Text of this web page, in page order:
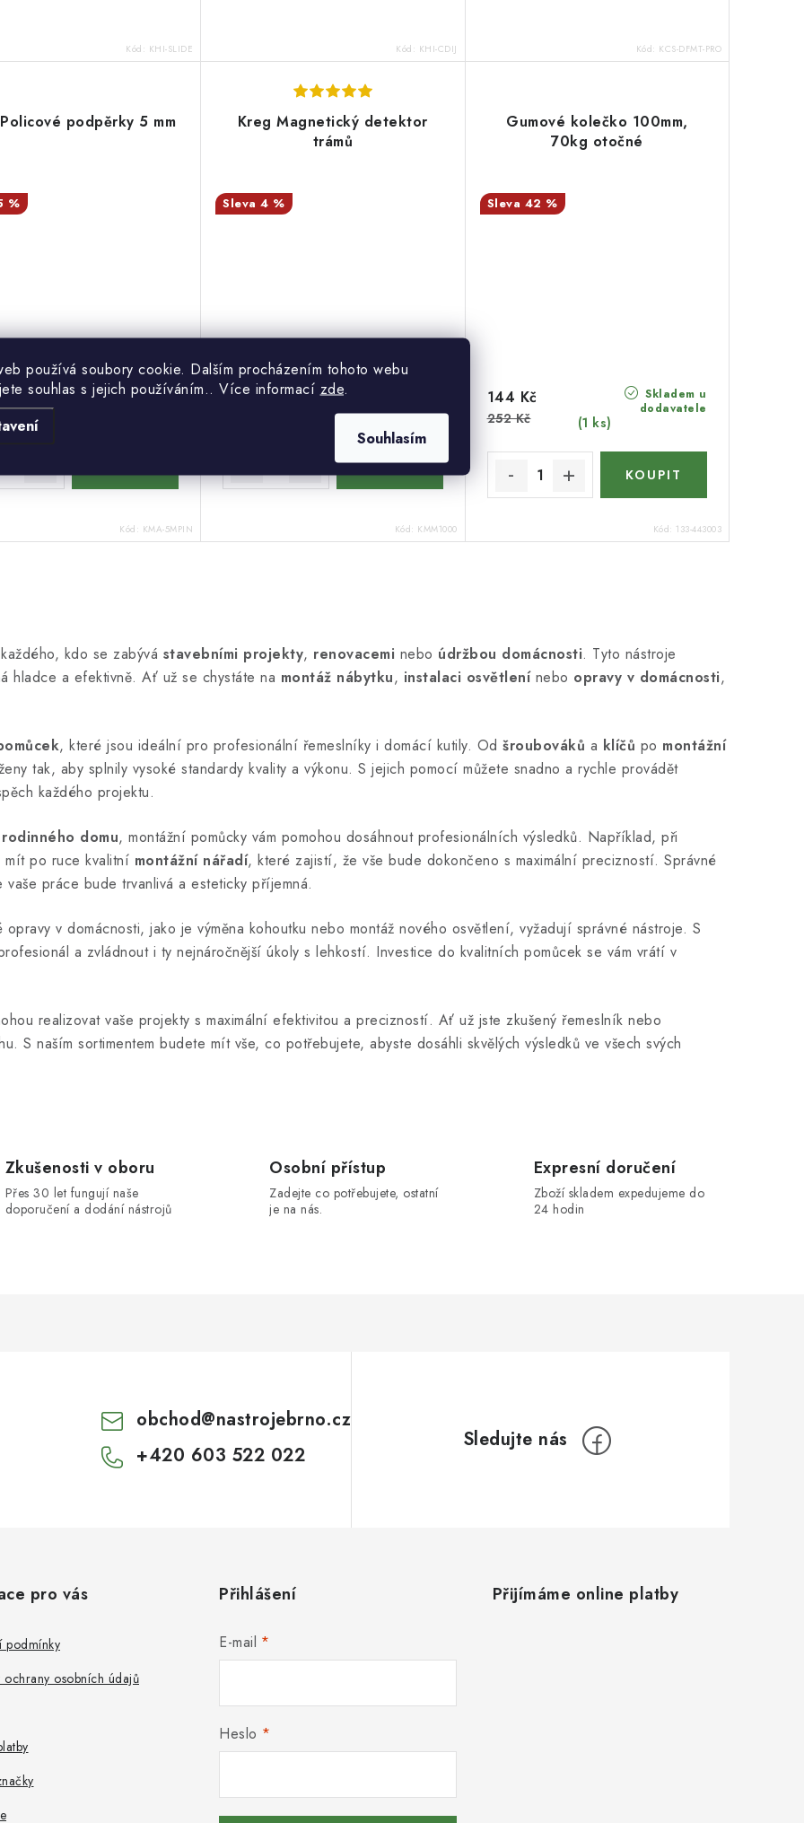
používá soubory cookie. Dalším procházením tohoto webu
souhlas s jejich používáním.. Více informací zde.
Souhlasím
Kód: KHI-SLIDE Kód: KHI-CDIJ Kód: KCS-DFMT-PRO
podpěrky 5 mm
%
Momentálně
Kód: KMA-5MPIN
Kreg Magnetický detektor
trámů
4 %
nedostupné
368 Kč
Kód: KMM1000
Gumové kolečko 100mm,
70kg otočné
42 %
Skladem u
dodavatele
(1 ks)
144 Kč
252 Kč
Kód: 133-443003
kdo se zabývá stavebními projekty, renovacemi nebo údržbou domácnosti. Tyto nástroje
hladce a efektivně. Ať už se chystáte na montáž nábytku, instalaci osvětlenínebo opravy v domácnosti,
, které jsou ideální pro profesionální řemeslníky i domácí kutily. Od šroubováků a klíčů po montážní
tak, aby splnily vysoké standardy kvality a výkonu. S jejich pomocí můžete snadno a rychle provádět
každého projektu.
domu, montážní pomůcky vám pomohou dosáhnout profesionálních výsledků. Například, při
po ruce kvalitní montážní nářadí, které zajistí, že vše bude dokončeno s maximální precizností. Správné
práce bude trvanlivá a esteticky příjemná.
v domácnosti, jako je výměna kohoutku nebo montáž nového osvětlení, vyžadují správné nástroje. S
a zvládnout i ty nejnáročnější úkoly s lehkostí. Investice do kvalitních pomůcek se vám vrátí v
realizovat vaše projekty s maximální efektivitou a precizností. Ať už jste zkušený řemeslník nebo
S naším sortimentem budete mít vše, co potřebujete, abyste dosáhli skvělých výsledků ve všech svých
Zkušenosti v oboru
Přes 30 let fungují naše
doporučení a dodání nástrojů
Osobní přístup
Zadejte co potřebujete, ostatní
je na nás.
Expresní doručení
Zboží skladem expedujeme do
24 hodin
obchod@nastrojebrno.cz
+420 603 522 022
pro vás
podmínky
ochrany osobních údajů
Přihlášení
E-mail
Heslo
Přijímáme online platby